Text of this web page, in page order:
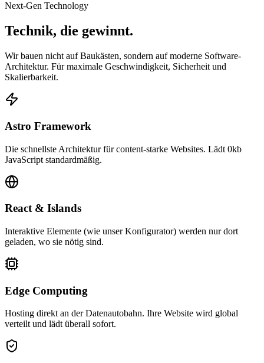
Next-Gen Technology
Technik, die gewinnt.
Wir bauen nicht auf Baukästen, sondern auf moderne Software-
Architektur. Für maximale Geschwindigkeit, Sicherheit und
Skalierbarkeit.
Astro Framework
Die schnellste Architektur für content-starke Websites. Lädt 0kb
JavaScript standardmäßig.
React & Islands
Interaktive Elemente (wie unser Konfigurator) werden nur dort
geladen, wo sie nötig sind.
Edge Computing
Hosting direkt an der Datenautobahn. Ihre Website wird global
verteilt und lädt überall sofort.